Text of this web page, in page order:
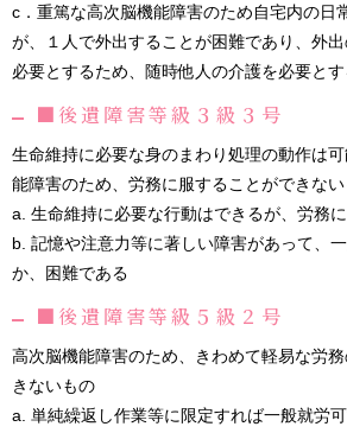
c．重篤な高次脳機能障害のため自宅内の日
が、１人で外出することが困難であり、外
必要とするため、随時他人の介護を必要と
■後遺障害等級３級３号
生命維持に必要な身のまわり処理の動作は
能障害のため、労務に服することができな
a. 生命維持に必要な行動はできるが、労務
b. 記憶や注意力等に著しい障害があって、
か、困難である
■後遺障害等級５級２号
高次脳機能障害のため、きわめて軽易な労
きないもの
a. 単純繰返し作業等に限定すれば一般就労